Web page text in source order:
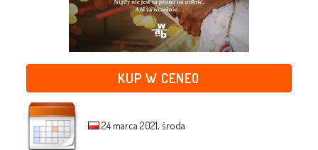
KUP W CENEO
24 marca 2021, środa